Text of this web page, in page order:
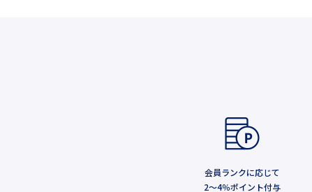
会員ランクに応じて
2～4％ポイント付与